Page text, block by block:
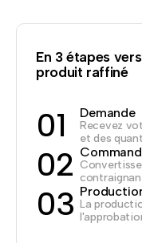
En 3 étapes
produit raffiné
01 Demande
Recevez
et des
02
03 La